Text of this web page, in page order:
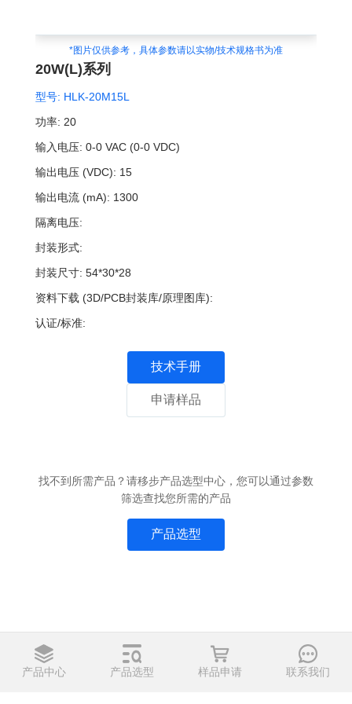
*图片仅供参考，具体参数请以实物/技术规格书为准
20W(L)系列
型号: HLK-20M15L
功率: 20
输入电压: 0-0 VAC (0-0 VDC)
输出电压 (VDC): 15
输出电流 (mA): 1300
隔离电压:
封装形式:
封装尺寸: 54*30*28
资料下载 (3D/PCB封装库/原理图库):
认证/标准:
技术手册
申请样品
找不到所需产品？请移步产品选型中心，您可以通过参数
筛选查找您所需的产品
产品选型
产品中心 产品选型 样品申请 联系我们